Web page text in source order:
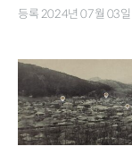
등록 2024년 07월 03일